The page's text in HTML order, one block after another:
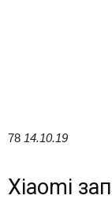
78 14.10.19
Xiaomi